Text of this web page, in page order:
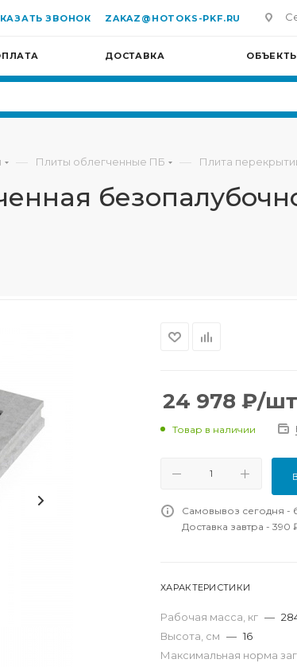
ЗВОНОК ZAKAZ@HOTOKS-PKF.RU
ДОСТАВКА
— Плиты облегченные ПБ — Плита
24 978 ₽/шт
Товар в наличии
Самовывоз сегодня -
Доставка завтра - 390
ХАРАКТЕРИСТИКИ
Рабочая масса, кг —
Высота, см — 16
Максимальная норма